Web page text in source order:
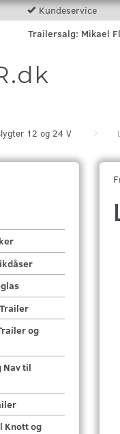
Kundeservice
Trailersalg: Mikael
12 og 24 V
og
Nav til
Knott og